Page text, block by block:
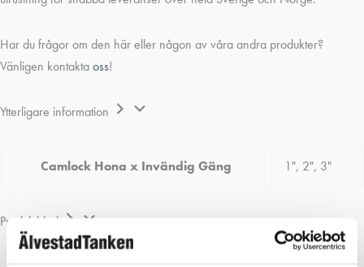
Har du frågor om den här eller någon av våra andra produkter?
Vänligen kontaktaoss!
Ytterligare information
Camlock Hona x Invändig Gäng 1", 2", 3"
Produktblad